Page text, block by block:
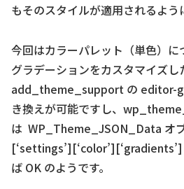
もそのスタイルが適用されるよう
今回はカラーパレット（単色）に
グラデーションをカスタマイズし
add_theme_support の editor-
き換えが可能ですし、
は WP_Theme_JSON_Data オ
ば OK のようです。